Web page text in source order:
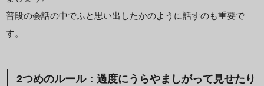
普段の会話の中でふと思い出したかのように話すのも重要で
す。
2つめのルール：過度にうらやましがって見せたり